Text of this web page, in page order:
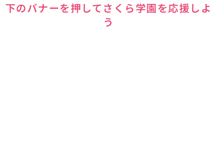
下のバナーを押してさくら学園を応援しよ
う